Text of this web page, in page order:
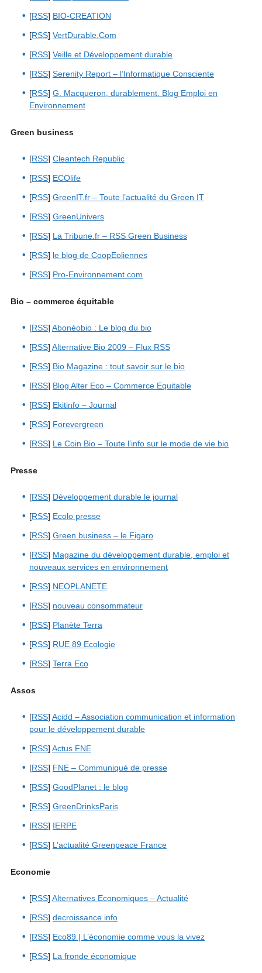
[RSS] BIO-CREATION
[RSS] VertDurable.Com
[RSS] Veille et Développement durable
[RSS] Serenity Report – l’Informatique Consciente
[RSS] G. Macqueron, durablement. Blog Emploi en
Environnement
Green business
[RSS] Cleantech Republic
[RSS] ECOlife
[RSS] GreenIT.fr – Toute l’actualité du Green IT
[RSS] GreenUnivers
[RSS] La Tribune.fr – RSS Green Business
[RSS] le blog de CoopEoliennes
[RSS] Pro-Environnement.com
Bio – commerce équitable
[RSS] Abonéobio : Le blog du bio
[RSS] Alternative Bio 2009 – Flux RSS
[RSS] Bio Magazine : tout savoir sur le bio
[RSS] Blog Alter Eco – Commerce Equitable
[RSS] Ekitinfo – Journal
[RSS] Forevergreen
[RSS] Le Coin Bio – Toute l’info sur le mode de vie bio
Presse
[RSS] Développement durable le journal
[RSS] Ecolo presse
[RSS] Green business – le Figaro
[RSS] Magazine du développement durable, emploi et
nouveaux services en environnement
[RSS] NEOPLANETE
[RSS] nouveau consommateur
[RSS] Planète Terra
[RSS] RUE 89 Ecologie
[RSS] Terra Eco
Assos
[RSS] Acidd – Association communication et information
pour le développement durable
[RSS] Actus FNE
[RSS] FNE – Communiqué de presse
[RSS] GoodPlanet : le blog
[RSS] GreenDrinksParis
[RSS] IERPE
[RSS] L’actualité Greenpeace France
Economie
[RSS] Alternatives Economiques – Actualité
[RSS] decroissance.info
[RSS] Eco89 | L’économie comme vous la vivez
[RSS] La fronde économique